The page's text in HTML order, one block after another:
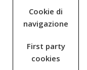
Cookie di
navigazione
First party
cookies